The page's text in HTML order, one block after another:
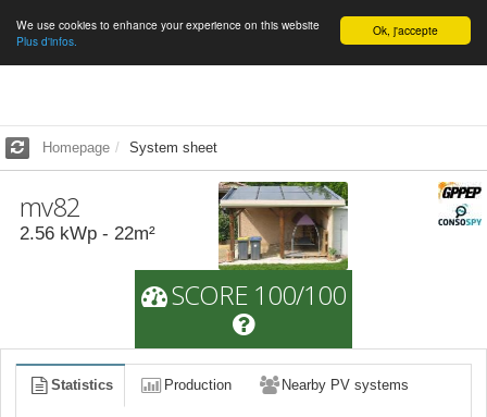
English Ok, j'accepte
We use cookies to enhance your experience on this website
Plus d'infos.
Homepage System sheet
mv82
2.56 kWp - 22m²
SCORE 100/100
Statistics Production Nearby PV systems